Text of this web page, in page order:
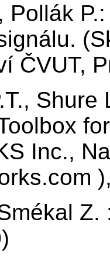
Pollák
ČVUT,
Inc.,
Z.